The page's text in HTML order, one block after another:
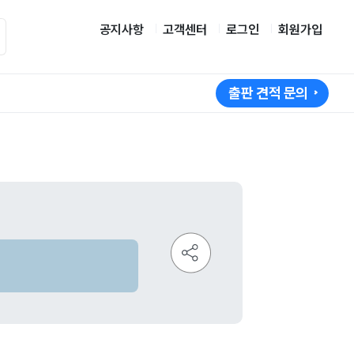
공지사항 고객센터 로그인 회원가입
출판 견적 문의